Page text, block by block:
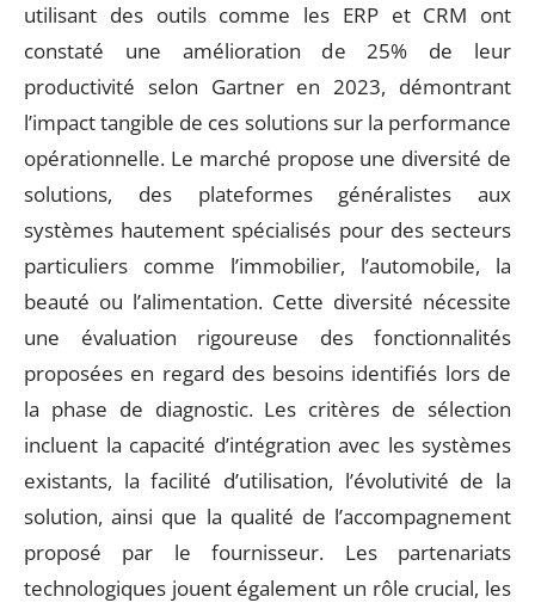
utilisant des outils comme les ERP et CRM ont
constaté une amélioration de 25% de leur
productivité selon Gartner en 2023, démontrant
l’impact tangible de ces solutions sur la performance
opérationnelle. Le marché propose une diversité de
solutions, des plateformes généralistes aux
systèmes hautement spécialisés pour des secteurs
particuliers comme l’immobilier, l’automobile, la
beauté ou l’alimentation. Cette diversité nécessite
une évaluation rigoureuse des fonctionnalités
proposées en regard des besoins identifiés lors de
la phase de diagnostic. Les critères de sélection
incluent la capacité d’intégration avec les systèmes
existants, la facilité d’utilisation, l’évolutivité de la
solution, ainsi que la qualité de l’accompagnement
proposé par le fournisseur. Les partenariats
technologiques jouent également un rôle crucial, les